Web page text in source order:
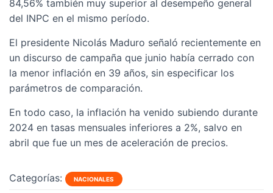
84,56% también muy superior al desempeño general
del INPC en el mismo período.
El presidente Nicolás Maduro señaló recientemente en
un discurso de campaña que junio había cerrado con
la menor inflación en 39 años, sin especificar los
parámetros de comparación.
En todo caso, la inflación ha venido subiendo durante
2024 en tasas mensuales inferiores a 2%, salvo en
abril que fue un mes de aceleración de precios.
Categorías: NACIONALES